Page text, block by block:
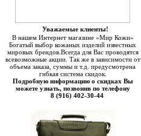
Уважаемые клиенты!
В нашем Интернет магазине «Мир Кожи»
Богатый выбор кожаных изделий известных
мировых брендов.Всегда для Вас проводятся
всевозможные акции. Так же в зависимости от
объема заказа, суммы и т.д. предусмотрена
гибкая система скидок.
Подробную информацию о скидках Вы
можете узнать, позвонив по телефону
8 (916) 402-30-44